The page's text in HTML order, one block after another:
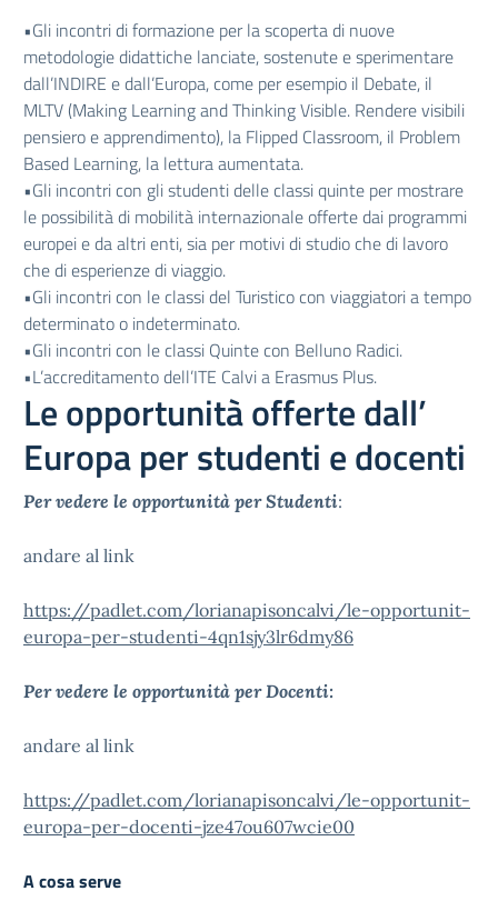
•Gli incontri di formazione per la scoperta di nuove
metodologie didattiche lanciate, sostenute e sperimentare
dall’INDIRE e dall’Europa, come per esempio il Debate, il
MLTV (Making Learning and Thinking Visible. Rendere visibili
pensiero e apprendimento), la Flipped Classroom, il Problem
Based Learning, la lettura aumentata.
•Gli incontri con gli studenti delle classi quinte per mostrare
le possibilità di mobilità internazionale offerte dai programmi
europei e da altri enti, sia per motivi di studio che di lavoro
che di esperienze di viaggio.
•Gli incontri con le classi del Turistico con viaggiatori a tempo
determinato o indeterminato.
•Gli incontri con le classi Quinte con Belluno Radici.
•L’accreditamento dell’ITE Calvi a Erasmus Plus.
Le opportunità offerte dall’
Europa per studenti e docenti
Per vedere le opportunità per Studenti:
andare al link
https://padlet.com/lorianapisoncalvi/le-opportunit-
europa-per-studenti-4qn1sjy3lr6dmy86
Per vedere le opportunità per Docenti:
andare al link
https://padlet.com/lorianapisoncalvi/le-opportunit-
europa-per-docenti-jze47ou607wcie00
A cosa serve